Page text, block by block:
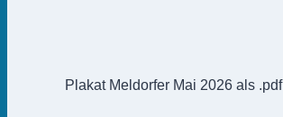
Plakat Meldorfer Mai 2026 als .pdf